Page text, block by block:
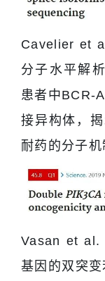
Cavelier et
分子水平解
患者中BCR-
接异构体，
耐药的分子机
Vasan et al.
基因的双突